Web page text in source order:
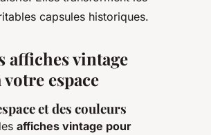
capsules historiques.
affiches vintage
votre espace
et des couleurs
affiches vintage pour